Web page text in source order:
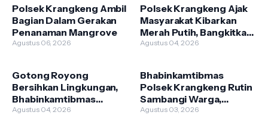
Polsek Krangkeng Ambil
Bagian Dalam Gerakan
Penanaman Mangrove
Agustus 06, 2026
Polsek Krangkeng Ajak
Masyarakat Kibarkan
Merah Putih, Bangkitkan
Semangat Nasionalisme
Agustus 04, 2026
Gotong Royong
Bersihkan Lingkungan,
Bhabinkamtibmas
Polsek Krangkeng Ajak
Agustus 04, 2026
Bhabinkamtibmas
Polsek Krangkeng Rutin
Sambangi Warga,
Perkuat Sinergi Jaga
Agustus 03, 2026